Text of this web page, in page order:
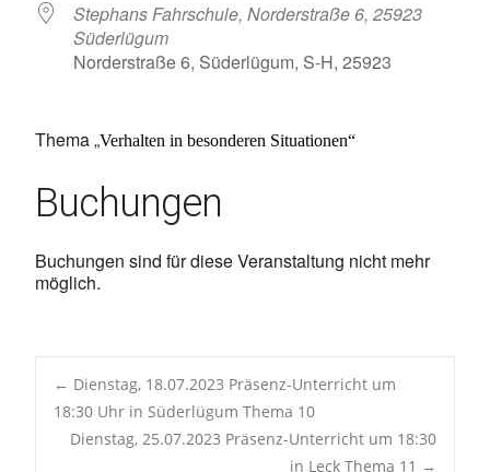
Stephans Fahrschule, Norderstraße 6, 25923
Süderlügum
Norderstraße 6, Süderlügum, S-H, 25923
Thema „Verhalten in besonderen Situationen“
Buchungen
Buchungen sind für diese Veranstaltung nicht mehr
möglich.
Post
← Dienstag, 18.07.2023 Präsenz-Unterricht um
18:30 Uhr in Süderlügum Thema 10
Dienstag, 25.07.2023 Präsenz-Unterricht um 18:30
in Leck Thema 11 →